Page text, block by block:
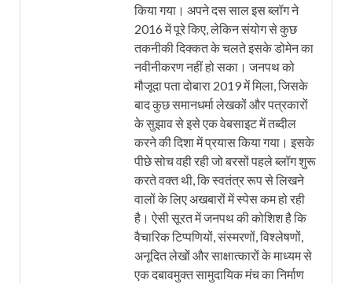
किया गया। अपने दस साल इस ब्लॉग ने
2016 में पूरे किए, लेकिन संयोग से कुछ
तकनीकी दिक्कत के चलते इसके डोमेन का
नवीनीकरण नहीं हो सका। जनपथ को
मौजूदा पता दोबारा 2019 में मिला, जिसके
बाद कुछ समानधर्मा लेखकों और पत्रकारों
के सुझाव से इसे एक वेबसाइट में तब्दील
करने की दिशा में प्रयास किया गया। इसके
पीछे सोच वही रही जो बरसों पहले ब्लॉग शुरू
करते वक्त थी, कि स्वतंत्र रूप से लिखने
वालों के लिए अखबारों में स्पेस कम हो रही
है। ऐसी सूरत में जनपथ की कोशिश है कि
वैचारिक टिप्पणियों, संस्मरणों, विश्लेषणों,
अनूदित लेखों और साक्षात्कारों के माध्यम से
एक दबावमुक्त सामुदायिक मंच का निर्माण